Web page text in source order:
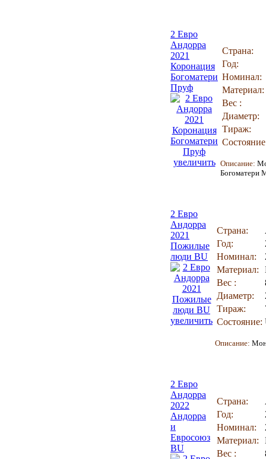
2 Евро
Андорра
2021
Коронация
Богоматери
Пруф
увеличить
Страна:
Год:
Номинал:
Материал:
Вес :
Диаметр:
Тираж:
Описание:
Богоматери
2 Евро
Андорра
2021
Пожилые
люди BU
увеличить
Страна:
Год:
Номинал:
Материал:
Вес :
Диаметр:
Тираж:
Состояние:
Описание:
2 Евро
Андорра
2022
Андорра
и
Евросоюз
BU
Страна:
Год:
Номинал:
Материал:
Вес :